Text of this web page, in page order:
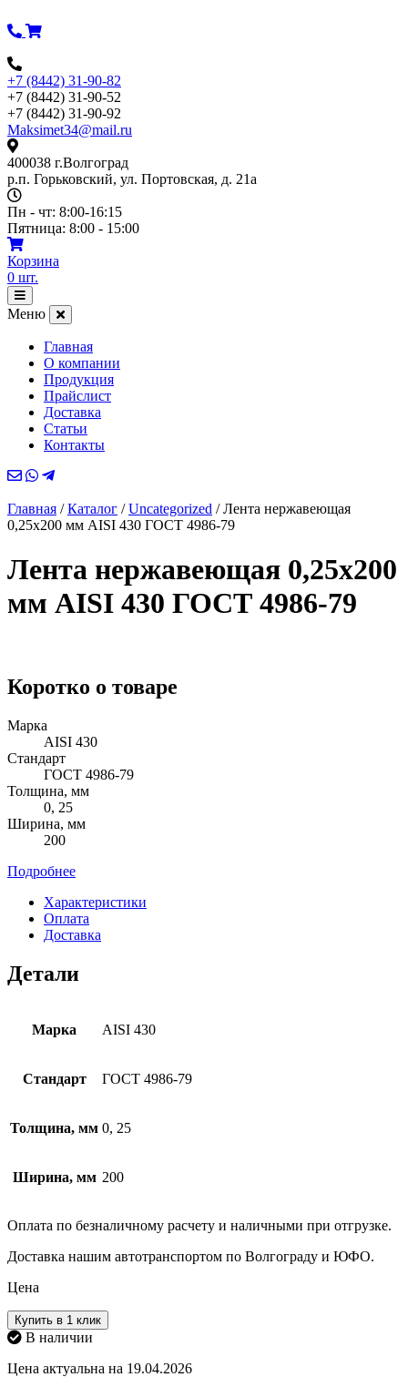
к
+7 (8442) 31-90-82
+7 (8442) 31-90-52
+7 (8442) 31-90-92
Maksimet34@mail.ru
400038 г.Волгоград
р.п. Горьковский, ул. Портовская, д. 21а
Пн - чт: 8:00-16:15
Пятница: 8:00 - 15:00
Корзина
0 шт.
Открыть
меню
Меню
Главная
О компании
Продукция
Прайслист
Доставка
Статьи
Контакты
Главная /Каталог /Uncategorized /Лента нержавеющая
0,25х200 мм AISI 430 ГОСТ 4986-79
Лента нержавеющая 0,25х200
мм AISI 430 ГОСТ 4986-79
Коротко о товаре
Марка
AISI 430
Стандарт
ГОСТ 4986-79
Толщина, мм
0, 25
Ширина, мм
200
Подробнее
Характеристики
Оплата
Доставка
Детали
Марка AISI 430
Стандарт ГОСТ 4986-79
Толщина, мм 0, 25
Ширина, мм 200
Оплата по безналичному расчету и наличными при отгрузке.
Доставка нашим автотранспортом по Волгограду и ЮФО.
Цена
Купить в 1 клик
В наличии
Цена актуальна на 19.04.2026